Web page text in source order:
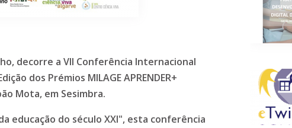
decorre a VII Conferência Internacional
dos Prémios MILAGE APRENDER+
Mota, em Sesimbra.
educação do século XXI", esta conferência